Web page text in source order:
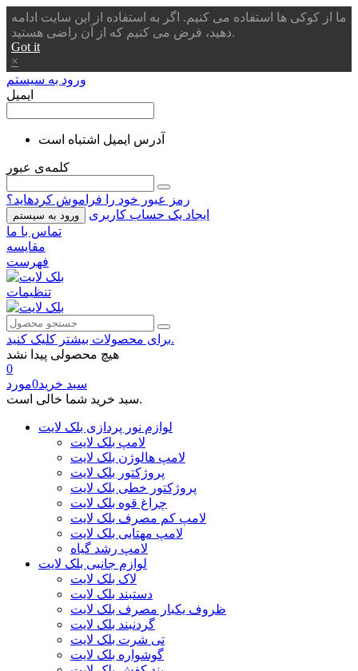
ما از کوکی ها استفاده می کنیم. اگر به استفاده از این سایت ادامه
دهید، فرض می کنیم که از آن راضی هستید.
Got it
×
ورود به سیستم
ایمیل
آدرس ایمیل اشتباه است
کلمه‌ی عبور
رمز عبور خود را فراموش کردهاید؟
ورود به سیستم
ایجاد یک حساب کاربری
تماس با ما
مقایسه
فهرست
تنظیمات
برای محصولات بیشتر کلیک کنید.
هیچ محصولی پیدا نشد
0
سبد خرید0مورد
سبد خرید شما خالی است.
لوازم نور پردازی بلک لایت
لامپ بلک لایت
لامپ هالوژن بلک لایت
پروژکتور بلک لایت
پروژکتور خطی بلک لایت
چراغ قوه بلک لایت
لامپ کم مصرف بلک لایت
لامپ مهتابی بلک لایت
لامپ رشد گیاه
لوازم جانبی بلک لایت
لاک بلک لایت
دستبند بلک لایت
ظروف یکبار مصرف بلک لایت
گردنبند بلک لایت
تی شرت بلک لایت
گوشواره بلک لایت